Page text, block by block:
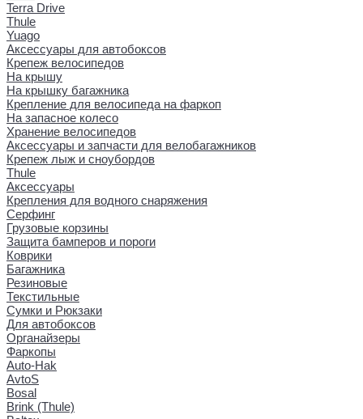
Terra Drive
Thule
Yuago
Аксессуары для автобоксов
Крепеж велосипедов
На крышу
На крышку багажника
Крепление для велосипеда на фаркоп
На запасное колесо
Хранение велосипедов
Аксессуары и запчасти для велобагажников
Крепеж лыж и сноубордов
Thule
Аксессуары
Крепления для водного снаряжения
Серфинг
Грузовые корзины
Защита бамперов и пороги
Коврики
Багажника
Резиновые
Текстильные
Сумки и Рюкзаки
Для автобоксов
Органайзеры
Фаркопы
Auto-Hak
AvtoS
Bosal
Brink (Thule)